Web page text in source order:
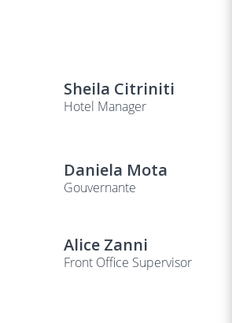
Sheila Citriniti
Hotel Manager
Daniela Mota
Gouvernante
Alice Zanni
Front Office Supervisor